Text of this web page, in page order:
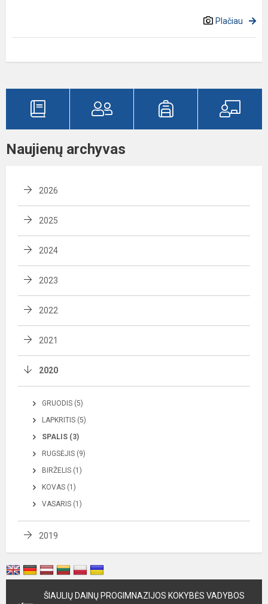
Plačiau
Naujienų archyvas
2026
2025
2024
2023
2022
2021
2020
GRUODIS (5)
LAPKRITIS (5)
SPALIS (3)
RUGSĖJIS (9)
BIRŽELIS (1)
KOVAS (1)
VASARIS (1)
2019
ŠIAULIŲ DAINŲ PROGIMNAZIJOS KOKYBĖS VADYBOS